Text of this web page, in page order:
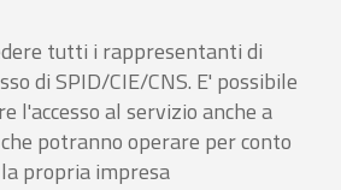
tutti i rappresentanti di
di SPID/CIE/CNS. E' possibile
l'accesso al servizio anche a
potranno operare per conto
propria impresa